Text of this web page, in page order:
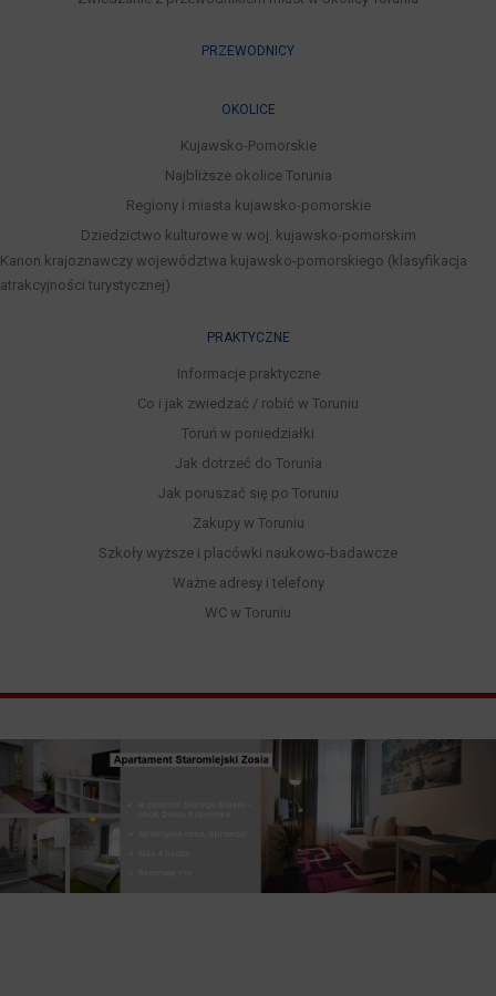
PRZEWODNICY
OKOLICE
Kujawsko-Pomorskie
Najbliższe okolice Torunia
Regiony i miasta kujawsko-pomorskie
Dziedzictwo kulturowe w woj. kujawsko-pomorskim
Kanon krajoznawczy województwa kujawsko-pomorskiego (klasyfikacja
atrakcyjności turystycznej)
PRAKTYCZNE
Informacje praktyczne
Co i jak zwiedzać / robić w Toruniu
Toruń w poniedziałki
Jak dotrzeć do Torunia
Jak poruszać się po Toruniu
Zakupy w Toruniu
Szkoły wyższe i placówki naukowo-badawcze
Ważne adresy i telefony
WC w Toruniu